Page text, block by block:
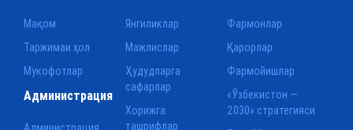
Мақом
Таржимаи ҳол
Мукофотлар
Янгиликлар
Мажлислар
Ҳудудларга
сафарлар
Хорижга
ташрифлар
Фармонлар
Қарорлар
Фармойишлар
«Ўзбекистон —
2030» стратегияси
Администрация